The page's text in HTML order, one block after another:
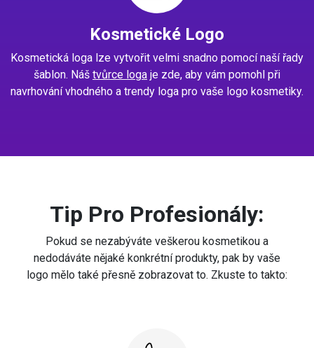
Kosmetické Logo
Kosmetická loga lze vytvořit velmi snadno pomocí naší řady
šablon. Náš tvůrce loga je zde, aby vám pomohl při
navrhování vhodného a trendy loga pro vaše logo kosmetiky.
Tip Pro Profesionály:
Pokud se nezabýváte veškerou kosmetikou a
nedodáváte nějaké konkrétní produkty, pak by vaše
logo mělo také přesně zobrazovat to. Zkuste to takto: